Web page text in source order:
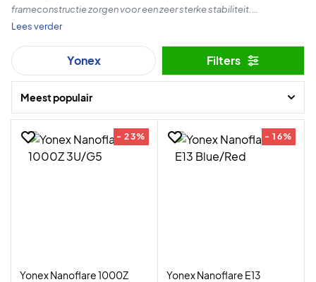
frameconstructie zorgen voor een zeer sterke stabiliteit.
krachtigere badmintonracket met extreem snelle racketcontrole.
Lees verder
Yonex Filters
Meest populair
- 23%
Yonex Nanoflare 1000Z
- 16%
Yonex Nanoflare E13